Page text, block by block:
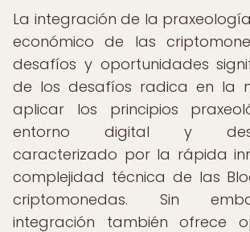
La integración de la
económico de las
desafíos y oportunidades
de los desafíos radica en la
aplicar los principios
entorno digital y
caracterizado por la rápida
complejidad técnica de las
criptomonedas. Sin
integración también ofrece